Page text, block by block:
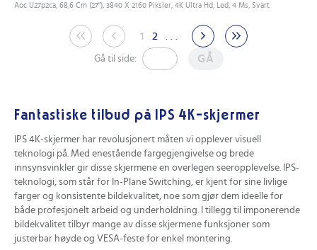
Aoc U27p2ca, 68,6 Cm (27"), 3840 X 2160 Piksler, 4K Ultra Hd, Led, 4 Ms, Svart
1 2
Gå til side: GÅ
Fantastiske tilbud på IPS 4K-skjermer
IPS 4K-skjermer har revolusjonert måten vi opplever visuell
teknologi på. Med enestående fargegjengivelse og brede
innsynsvinkler gir disse skjermene en overlegen seeropplevelse. IPS-
teknologi, som står for In-Plane Switching, er kjent for sine livlige
farger og konsistente bildekvalitet, noe som gjør dem ideelle for
både profesjonelt arbeid og underholdning. I tillegg til imponerende
bildekvalitet tilbyr mange av disse skjermene funksjoner som
justerbar høyde og VESA-feste for enkel montering.